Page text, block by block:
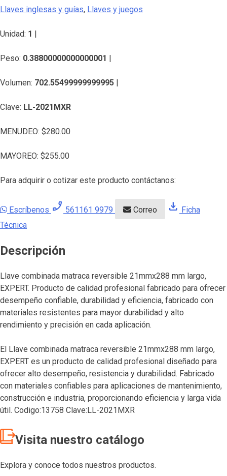
Llaves inglesas y guías, Llaves y juegos
Unidad: 1 |
Peso: 0.38800000000000001 |
Volumen: 702.55499999999995 |
Clave: LL-2021MXR
MENUDEO: $280.00
MAYOREO: $255.00
Para adquirir o cotizar este producto contáctanos:
Escríbenos phone_enabled 561161 9979 Correo download Ficha
Técnica
Descripción
Llave combinada matraca reversible 21mmx288 mm largo,
EXPERT. Producto de calidad profesional fabricado para ofrecer
desempeño confiable, durabilidad y eficiencia, fabricado con
materiales resistentes para mayor durabilidad y alto
rendimiento y precisión en cada aplicación.
El Llave combinada matraca reversible 21mmx288 mm largo,
EXPERT es un producto de calidad profesional diseñado para
ofrecer alto desempeño, resistencia y durabilidad. Fabricado
con materiales confiables para aplicaciones de mantenimiento,
construcción e industria, proporcionando eficiencia y larga vida
útil. Codigo:13758 Clave:LL-2021MXR
Visita nuestro catálogo
Explora y conoce todos nuestros productos.